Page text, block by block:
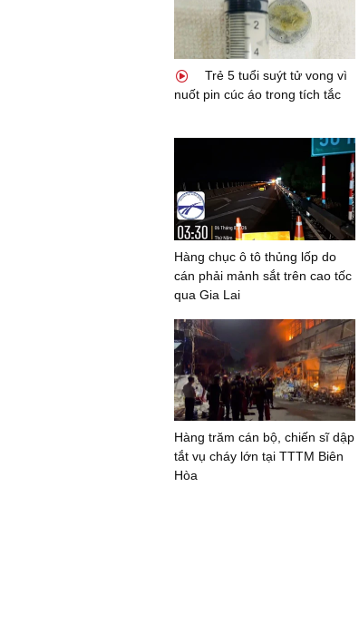
Trẻ 5 tuổi suýt tử vong vì
nuốt pin cúc áo trong tích tắc
Hàng chục ô tô thủng lốp do
cán phải mảnh sắt trên cao tốc
qua Gia Lai
Hàng trăm cán bộ, chiến sĩ dập
tắt vụ cháy lớn tại TTTM Biên
Hòa